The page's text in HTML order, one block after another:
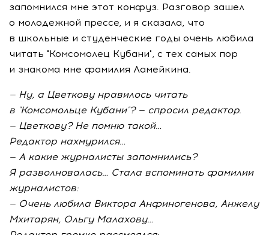
запомнился мне этот конфуз. Разговор зашел
о молодежной прессе, и я сказала, что
в школьные и студенческие годы очень любила
читать "Комсомолец Кубани", с тех самых пор
и знакома мне фамилия Ламейкина.
— Ну, а Цветкову нравилось читать
в "Комсомольце Кубани"? — спросил редактор.
— Цветкову? Не помню такой…
Редактор нахмурился…
— А какие журналисты запомнились?
Я разволновалась… Стала вспоминать фамилии
журналистов:
— Очень любила Виктора Анфиногенова, Анжелу
Мхитарян, Ольгу Малахову…